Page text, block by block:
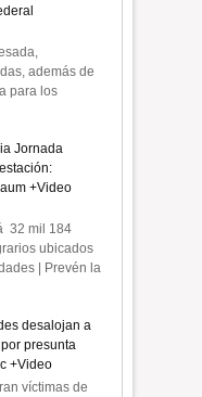
además de
para los
Jornada
+Video
32 mil 184
ubicados
| Prevén la
desalojan a
presunta
+Video
víctimas de